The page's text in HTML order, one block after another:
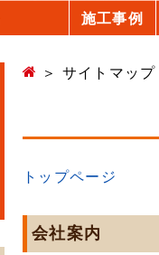
施工事例
サイトマップ
トップページ
会社案内